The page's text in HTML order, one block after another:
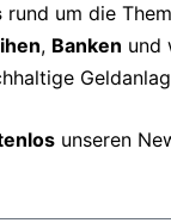
rund um die
, Banken und
unseren